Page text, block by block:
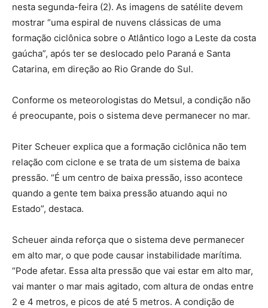
nesta segunda-feira (2). As imagens de satélite devem
mostrar “uma espiral de nuvens clássicas de uma
formação ciclônica sobre o Atlântico logo a Leste da costa
gaúcha”, após ter se deslocado pelo Paraná e Santa
Catarina, em direção ao Rio Grande do Sul.
Conforme os meteorologistas do Metsul, a condição não
é preocupante, pois o sistema deve permanecer no mar.
Piter Scheuer explica que a formação ciclônica não tem
relação com ciclone e se trata de um sistema de baixa
pressão. “É um centro de baixa pressão, isso acontece
quando a gente tem baixa pressão atuando aqui no
Estado”, destaca.
Scheuer ainda reforça que o sistema deve permanecer
em alto mar, o que pode causar instabilidade marítima.
“Pode afetar. Essa alta pressão que vai estar em alto mar,
vai manter o mar mais agitado, com altura de ondas entre
2 e 4 metros, e picos de até 5 metros. A condição de